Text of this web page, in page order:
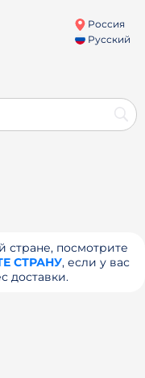
Россия
Русский
стране, посмотрите
СТРАНУ, если у вас
доставки.